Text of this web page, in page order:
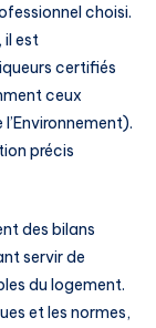
choisi.
il est
certifiés
ceux
précis
des bilans
servir de
du logement.
et les normes,